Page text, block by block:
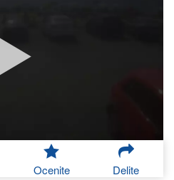
Ocenite Delite